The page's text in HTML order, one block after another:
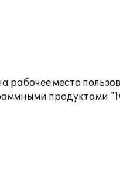
рабочее место
продуктами